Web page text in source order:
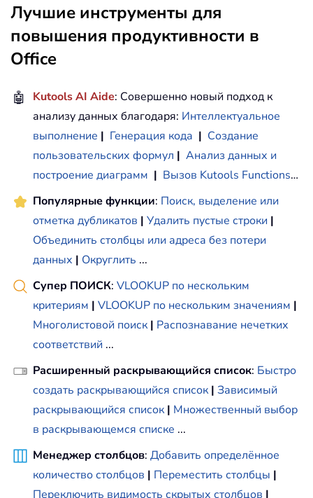
Лучшие инструменты для
повышения продуктивности в
Office
🤖 Kutools AI Aide: Совершенно новый подход к
анализу данных благодаря: Интеллектуальное
выполнение | Генерация кода | Создание
пользовательских формул | Анализ данных и
построение диаграмм | Вызов Kutools Functions…
Популярные функции: Поиск, выделение или
отметка дубликатов | Удалить пустые строки |
Объединить столбцы или адреса без потери
данных | Округлить ...
Супер ПОИСК: VLOOKUP по нескольким
критериям | VLOOKUP по нескольким значениям |
Многолистовой поиск | Распознавание нечетких
соответствий ...
Расширенный раскрывающийся список: Быстро
создать раскрывающийся список | Зависимый
раскрывающийся список | Множественный выбор
в раскрывающемся списке ...
Менеджер столбцов: Добавить определённое
количество столбцов | Переместить столбцы |
Переключить видимость скрытых столбцов |